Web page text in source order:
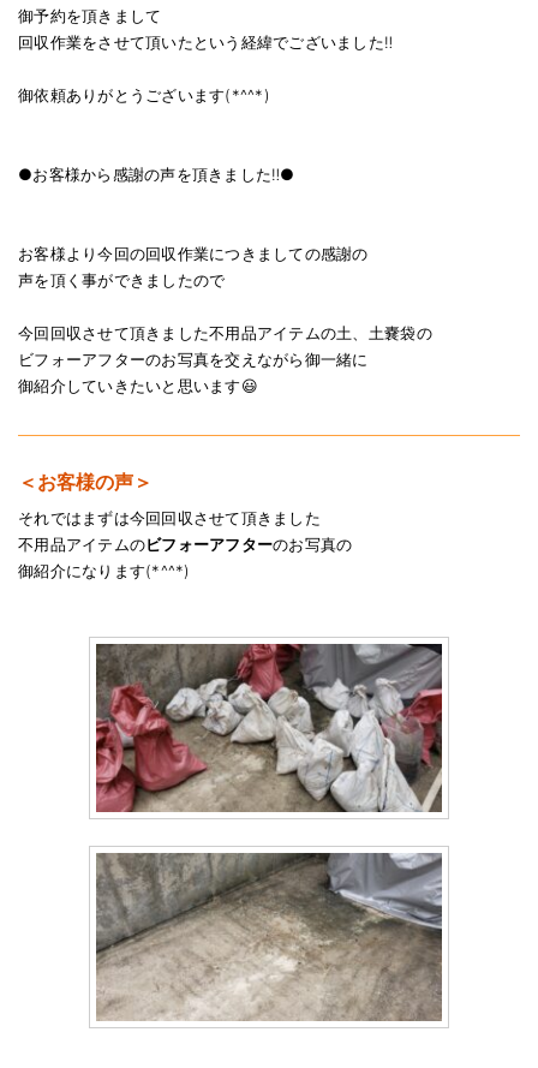
御予約を頂きまして
回収作業をさせて頂いたという経緯でございました‼️
御依頼ありがとうございます(*^^*)
●お客様から感謝の声を頂きました‼️●
お客様より今回の回収作業につきましての感謝の
声を頂く事ができましたので
今回回収させて頂きました不用品アイテムの土、土嚢袋の
ビフォーアフターのお写真を交えながら御一緒に
御紹介していきたいと思います😃
＜お客様の声＞
それではまずは今回回収させて頂きました
不用品アイテムのビフォーアフターのお写真の
御紹介になります(*^^*)